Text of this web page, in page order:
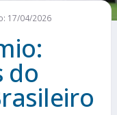
17/04/2026
do